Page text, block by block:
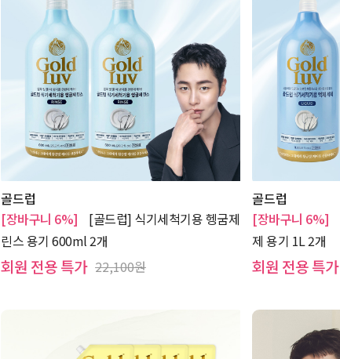
골드럽
[장바구니 6%]
[골드럽] 식기세척기용 헹굼제
린스 용기 600ml 2개
회원 전용 특가 22,100원
골드럽
[장바구니 6%]
제 용기 1L 2개
회원 전용 특가